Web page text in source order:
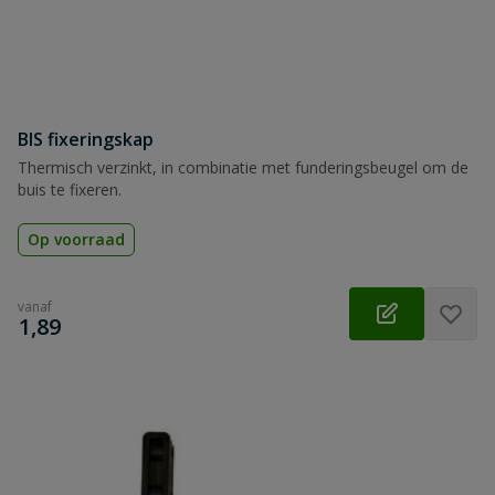
BIS fixeringskap
Thermisch verzinkt, in combinatie met funderingsbeugel om de
buis te fixeren.
Op voorraad
vanaf
€
1,89